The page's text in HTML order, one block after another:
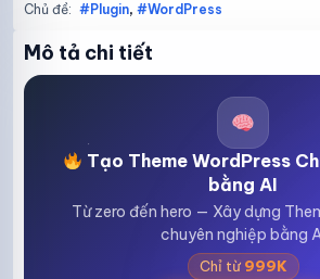
Chủ đề: #Plugin, #WordPress
Mô tả chi tiết
Tạo Theme WordPress
bằng AI
Từ zero đến hero — Xây dựng
chuyên nghiệp bằng
Chỉ từ 999K